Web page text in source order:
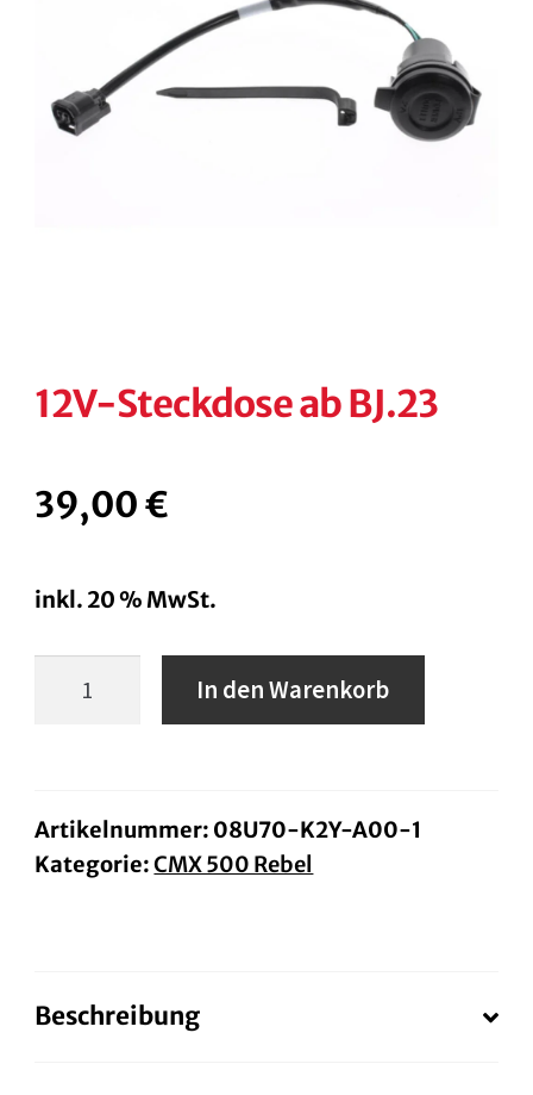
KASSE
RECHTLICHES
12V-Steckdose ab BJ.23
39,00€
inkl. 20 % MwSt.
Menge
In den Warenkorb
Artikelnummer: 08U70-K2Y-A00-1
Kategorie:CMX 500 Rebel
Beschreibung